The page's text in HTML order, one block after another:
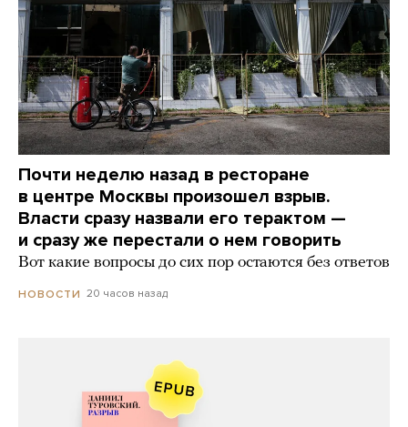
Почти неделю назад в ресторане
в центре Москвы произошел взрыв.
Власти сразу назвали его терактом —
и сразу же перестали о нем говорить
Вот какие вопросы до сих пор остаются без ответов
НОВОСТИ 20 часов назад